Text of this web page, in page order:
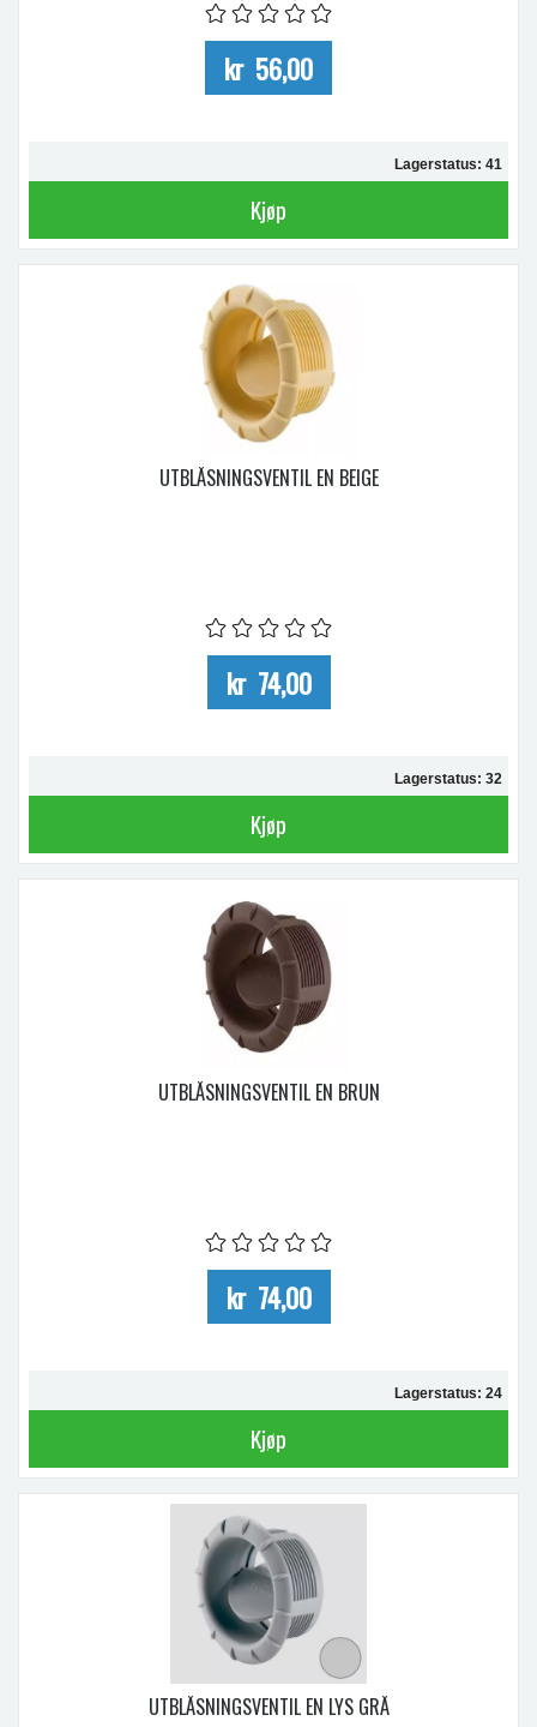
kr 56,00
Lagerstatus: 41
Kjøp
UTBLÅSNINGSVENTIL EN BEIGE
kr 74,00
Lagerstatus: 32
Kjøp
UTBLÅSNINGSVENTIL EN BRUN
kr 74,00
Lagerstatus: 24
Kjøp
UTBLÅSNINGSVENTIL EN LYS GRÅ